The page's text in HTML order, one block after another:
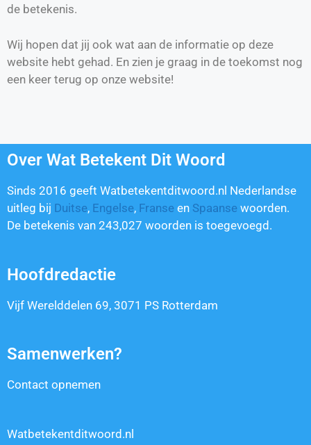
de betekenis.
Wij hopen dat jij ook wat aan de informatie op deze
website hebt gehad. En zien je graag in de toekomst nog
een keer terug op onze website!
Over Wat Betekent Dit Woord
Sinds 2016 geeft Watbetekentditwoord.nl Nederlandse
uitleg bij Duitse, Engelse, Franse en Spaanse woorden.
De betekenis van 243,027 woorden is toegevoegd.
Hoofdredactie
Vijf Werelddelen 69, 3071 PS Rotterdam
Samenwerken?
Contact opnemen
Watbetekentditwoord.nl